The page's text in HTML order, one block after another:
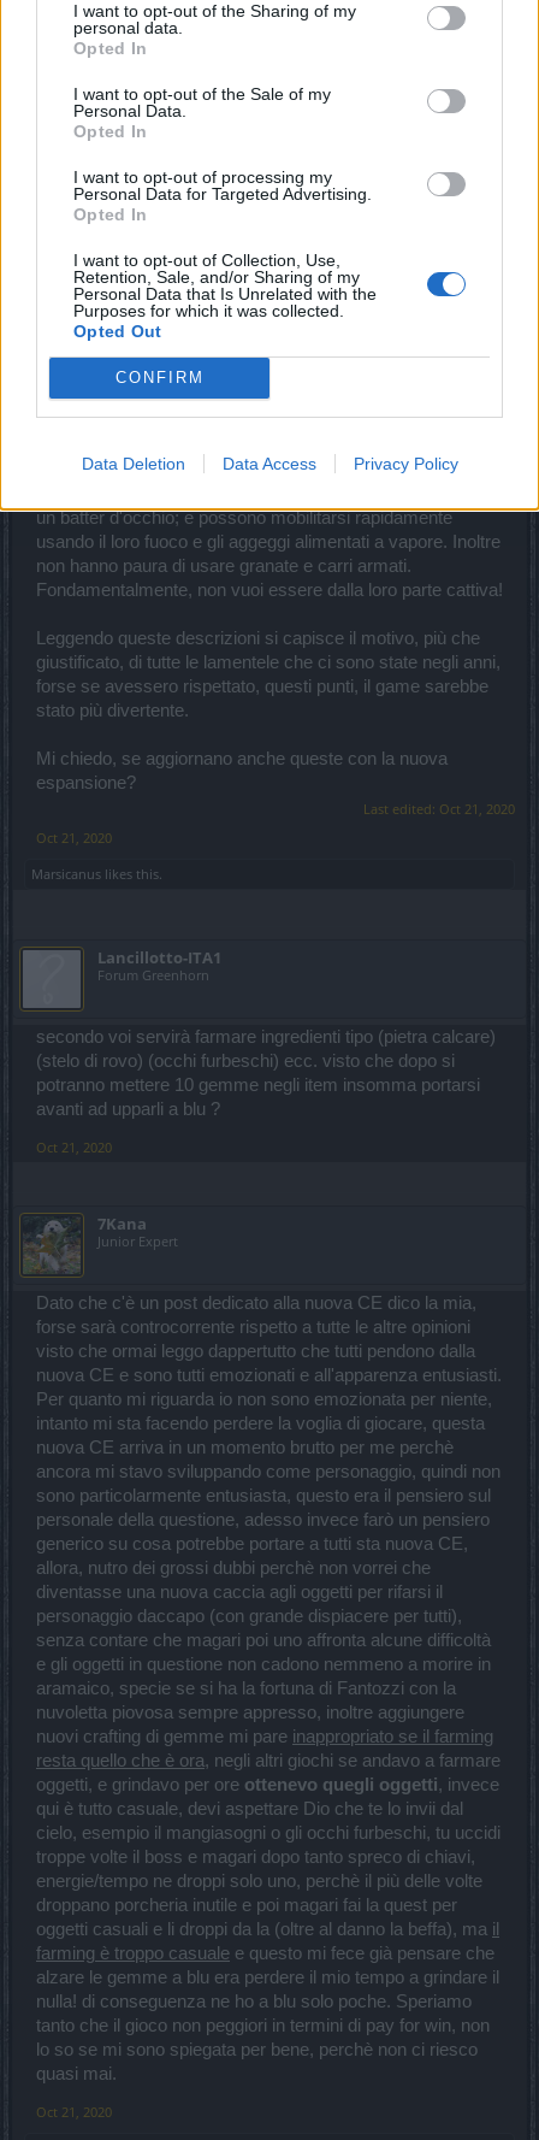
I want to opt-out of the Sharing of my
personal data.
Opted In
I want to opt-out of the Sale of my
Personal Data.
Opted In
I want to opt-out of processing my
Personal Data for Targeted Advertising.
Opted In
I want to opt-out of Collection, Use,
Retention, Sale, and/or Sharing of my
Personal Data that Is Unrelated with the
Purposes for which it was collected.
Opted Out
CONFIRM
Data Deletion Data Access Privacy Policy
Si teletrasportano lontano dal pericolo.
I ranger
non sono solo arcieri eccezionali, ma sono anche
adatti al corpo a corpo. Il loro stile è caratterizzato dalla
dinamica, poiché sono costantemente in movimento.
le frecce e poi abbattendoli in corpo a corpo con l'arco della
loro lama.
I Cavalieri del Drago sono altamente qualificati nel
combattimento corpo a corpo e sono in grado di incanalare
la loro rabbia repressa per invocare abilità speciali e
rimangono in battaglia, più diventano pericolosi!
medio raggio grazie alla loro imbattibile potenza di fuoco. I
un batter d'occhio; e possono mobilitarsi rapidamente
usando il loro fuoco e gli aggeggi alimentati a vapore. Inoltre
non hanno paura di usare granate e carri armati.
Fondamentalmente, non vuoi essere dalla loro parte cattiva!
Leggendo queste descrizioni si capisce il motivo, più che
giustificato, di tutte le lamentele che ci sono state negli anni,
forse se avessero rispettato, questi punti, il game sarebbe
stato più divertente.
Mi chiedo, se aggiornano anche queste con la nuova
espansione?
Last edited: Oct 21, 2020
Oct 21, 2020
Marsicanus likes this.
Lancillotto-ITA1
Forum Greenhorn
secondo voi servirà farmare ingredienti tipo (pietra calcare)
(stelo di rovo) (occhi furbeschi) ecc. visto che dopo si
potranno mettere 10 gemme negli item insomma portarsi
avanti ad upparli a blu ?
Oct 21, 2020
7Kana
Junior Expert
Dato che c'è un post dedicato alla nuova CE dico la mia,
forse sarà controcorrente rispetto a tutte le altre opinioni
visto che ormai leggo dappertutto che tutti pendono dalla
nuova CE e sono tutti emozionati e all'apparenza entusiasti.
Per quanto mi riguarda io non sono emozionata per niente,
intanto mi sta facendo perdere la voglia di giocare, questa
nuova CE arriva in un momento brutto per me perchè
ancora mi stavo sviluppando come personaggio, quindi non
sono particolarmente entusiasta, questo era il pensiero sul
personale della questione, adesso invece farò un pensiero
generico su cosa potrebbe portare a tutti sta nuova CE,
allora, nutro dei grossi dubbi perchè non vorrei che
diventasse una nuova caccia agli oggetti per rifarsi il
personaggio daccapo (con grande dispiacere per tutti),
senza contare che magari poi uno affronta alcune difficoltà
e gli oggetti in questione non cadono nemmeno a morire in
aramaico, specie se si ha la fortuna di Fantozzi con la
nuvoletta piovosa sempre appresso, inoltre aggiungere
nuovi crafting di gemme mi pare inappropriato se il farming
resta quello che è ora, negli altri giochi se andavo a farmare
oggetti, e grindavo per ore ottenevo quegli oggetti, invece
qui è tutto casuale, devi aspettare Dio che te lo invii dal
cielo, esempio il mangiasogni o gli occhi furbeschi, tu uccidi
troppe volte il boss e magari dopo tanto spreco di chiavi,
energie/tempo ne droppi solo uno, perchè il più delle volte
droppano porcheria inutile e poi magari fai la quest per
oggetti casuali e li droppi da la (oltre al danno la beffa), ma il
farming è troppo casuale e questo mi fece già pensare che
alzare le gemme a blu era perdere il mio tempo a grindare il
nulla! di conseguenza ne ho a blu solo poche. Speriamo
tanto che il gioco non peggiori in termini di pay for win, non
lo so se mi sono spiegata per bene, perchè non ci riesco
quasi mai.
Oct 21, 2020